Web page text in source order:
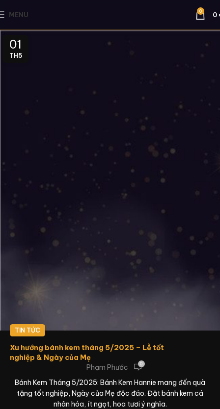
MENU 0 0
01
TH5
TIN TỨC
Xu hướng bánh kem tháng 5/2025 – Lễ tốt
nghiệp & Ngày của Mẹ
Phạm Phước
0
Bánh Kem Tháng 5/2025: Bánh Kem Hannie mang đến quà
tặng tốt nghiệp, Ngày của Mẹ độc đáo. Đặt bánh kem cá
nhân hóa, ít ngọt, hoa tươi ý nghĩa.